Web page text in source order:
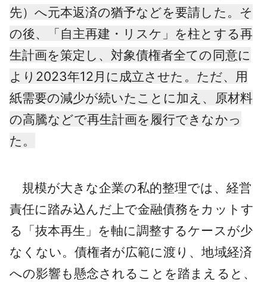
先）へ元本返済の猶予などを要請した。そ
の後、「自主再建・リスケ」を柱とする再
生計画を策定し、対象債権者全ての同意に
より2023年12月に成立させた。ただ、用
紙需要の減少が続いたことに加え、原材料
の高騰などで再生計画を履行できなかっ
た。
規模が大きな企業の私的整理では、経営
責任に踏み込んだ上で金融債務をカットす
る「抜本再生」を軸に調整するケースが少
なくない。債権者が広範に渡り、地域経済
への影響も懸念されることを踏まえると、